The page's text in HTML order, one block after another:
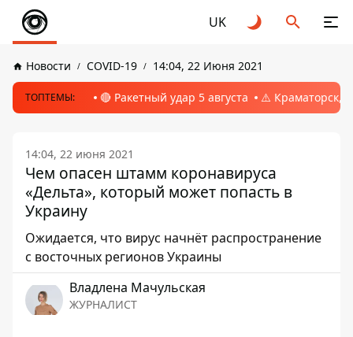
UK
Новости COVID-19 14:04, 22 Июня 2021
ТОПТЕМЫ: 🔴 Ракетный удар 5 августа ⚠️ Краматорск,
14:04, 22 июня 2021
Чем опасен штамм коронавируса
«Дельта», который может попасть в
Украину
Ожидается, что вирус начнёт распространение
с восточных регионов Украины
Владлена Мачульская
ЖУРНАЛИСТ